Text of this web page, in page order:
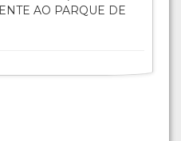
AO PARQUE DE